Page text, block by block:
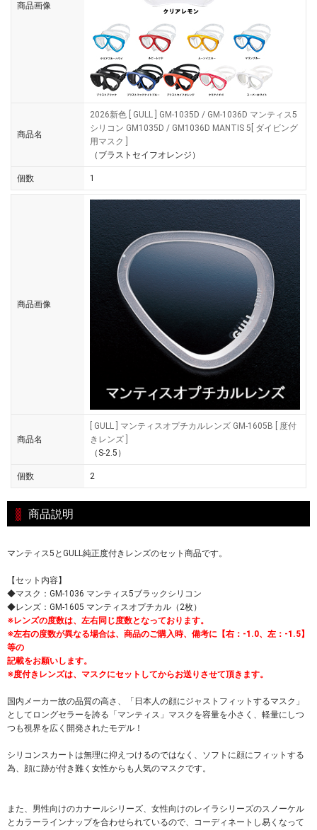
商品画像
商品名
2026新色 [ GULL ] GM-1035D / GM-1036D マンティス5
シリコン GM1035D / GM1036D MANTIS 5[ ダイビング
用マスク ]
（ブラストセイフオレンジ）
個数 1
商品画像
商品名
[ GULL ] マンティスオプチカルレンズ GM-1605B [ 度付
きレンズ ]
（S-2.5）
個数 2
商品説明
マンティス5とGULL純正度付きレンズのセット商品です。
【セット内容】
◆マスク：GM-1036 マンティス5ブラックシリコン
◆レンズ：GM-1605 マンティスオプチカル（2枚）
※レンズの度数は、左右同じ度数となっております。
※左右の度数が異なる場合は、商品のご購入時、備考に【右：-1.0、左：-1.5】
等の
記載をお願いします。
※度付きレンズは、マスクにセットしてからお送りさせて頂きます。
国内メーカー故の品質の高さ、「日本人の顔にジャストフィットするマスク」
としてロングセラーを誇る「マンティス」マスクを容量を小さく、軽量にしつ
つも視界を広く開発されたモデル！
シリコンスカートは無理に抑えつけるのではなく、ソフトに顔にフィットする
為、顔に跡が付き難く女性からも人気のマスクです。
また、男性向けのカナールシリーズ、女性向けのレイラシリーズのスノーケル
とカラーラインナップを合わせられているので、コーディネートし易くなって